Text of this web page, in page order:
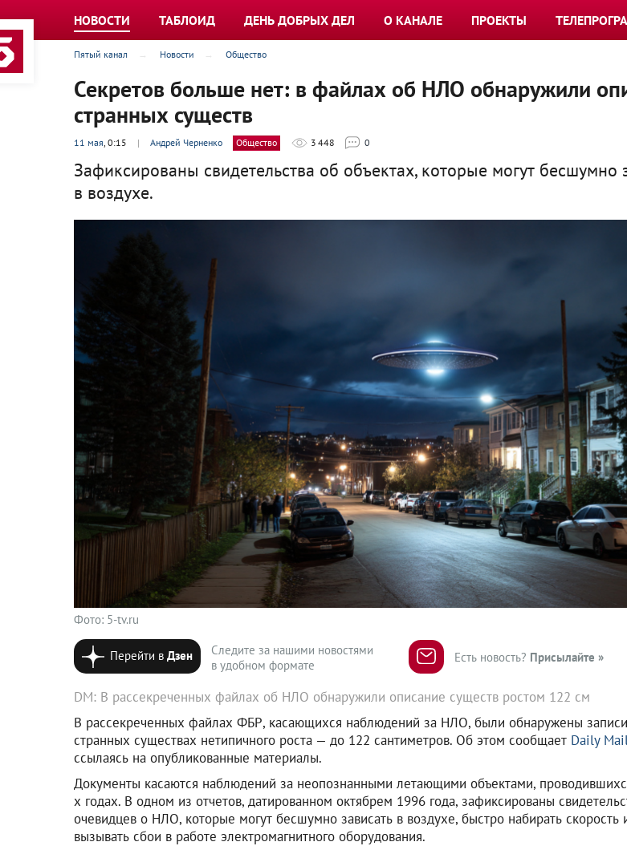
НОВОСТИ ТАБЛОИД ДЕНЬ ДОБРЫХ ДЕЛ О КАНАЛЕ ПРОЕКТЫ
Пятый канал Новости Общество
Секретов больше нет: в файлах об НЛО обнаружили
странных существ
11 мая, 0:15 | Андрей Черненко Общество 3 448 0
Зафиксированы свидетельства об объектах, которые могут бесшумно
в воздухе.
Фото: 5-tv.ru
Перейти вДзен
Следите за нашими новостями
в удобном формате
Есть новость? Присылайте »
DM: В рассекреченных файлах об НЛО обнаружили описание существ ростом 122 см
В рассекреченных файлах ФБР, касающихся наблюдений за НЛО, были обнаружены
странных существах нетипичного роста — до 122 сантиметров. Об этом сообщает Daily
ссылаясь на опубликованные материалы.
Документы касаются наблюдений за неопознанными летающими объектами,
х годах. В одном из отчетов, датированном октябрем 1996 года, зафиксированы
очевидцев о НЛО, которые могут бесшумно зависать в воздухе, быстро набирать скорость
вызывать сбои в работе электромагнитного оборудования.